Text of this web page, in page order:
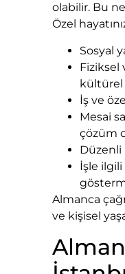
olabilir. Bu
Özel
Sosyal
Fiziksel
kültürel
İş ve
Mesai
çözüm
Düzenli
İşle
Almanca
ve kişisel